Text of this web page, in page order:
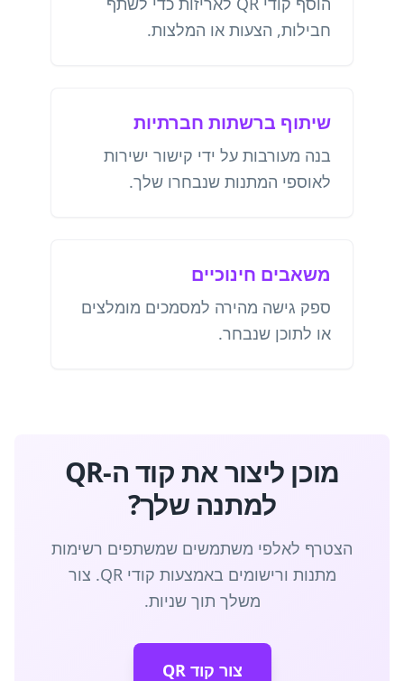
חבילות, הצעות או המלצות.
שיתוף ברשתות חברתיות
בנה מעורבות על ידי קישור ישירות
לאוספי המתנות שנבחרו שלך.
משאבים חינוכיים
ספק גישה מהירה למסמכים מומלצים
או לתוכן שנבחר.
מוכן ליצור את קוד ה-QR
למתנה שלך?
הצטרף לאלפי משתמשים שמשתפים רשימות
מתנות ורישומים באמצעות קודי QR. צור
משלך תוך שניות.
צור קוד QR